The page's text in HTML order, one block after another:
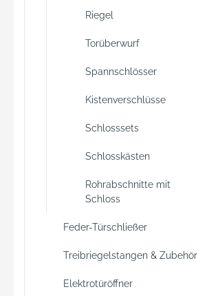
Riegel
Torüberwurf
Spannschlösser
Kistenverschlüsse
Schlosssets
Schlosskästen
Rohrabschnitte mit
Schloss
Feder-Türschließer
Treibriegelstangen & Zubehör
Elektrotüröffner